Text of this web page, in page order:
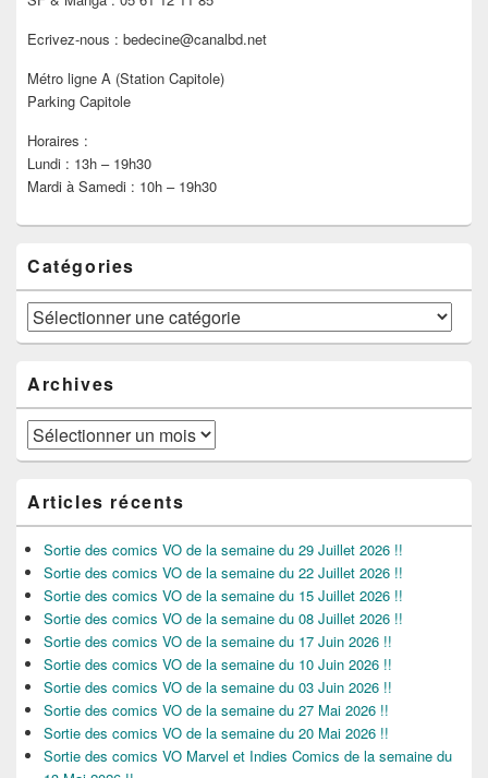
Ecrivez-nous : bedecine@canalbd.net
Métro ligne A (Station Capitole)
Parking Capitole
Horaires :
Lundi : 13h – 19h30
Mardi à Samedi : 10h – 19h30
Catégories
Catégories
Archives
Archives
Articles récents
Sortie des comics VO de la semaine du 29 Juillet 2026 !!
Sortie des comics VO de la semaine du 22 Juillet 2026 !!
Sortie des comics VO de la semaine du 15 Juillet 2026 !!
Sortie des comics VO de la semaine du 08 Juillet 2026 !!
Sortie des comics VO de la semaine du 17 Juin 2026 !!
Sortie des comics VO de la semaine du 10 Juin 2026 !!
Sortie des comics VO de la semaine du 03 Juin 2026 !!
Sortie des comics VO de la semaine du 27 Mai 2026 !!
Sortie des comics VO de la semaine du 20 Mai 2026 !!
Sortie des comics VO Marvel et Indies Comics de la semaine du